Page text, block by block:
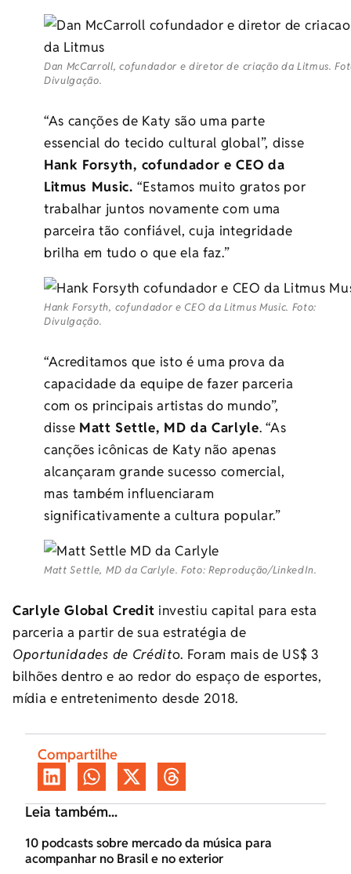
Dan McCarroll, cofundador e diretor de criação da Litmus.
Divulgação.
“As canções de Katy são uma parte
essencial do tecido cultural global”, disse
Hank Forsyth, cofundador e CEO da
Litmus Music. “Estamos muito gratos por
trabalhar juntos novamente com uma
parceira tão confiável, cuja integridade
brilha em tudo o que ela faz.”
Hank Forsyth, cofundador e CEO da Litmus Music. Foto:
Divulgação.
“Acreditamos que isto é uma prova da
capacidade da equipe de fazer parceria
com os principais artistas do mundo”,
disse Matt Settle, MD da Carlyle. “As
canções icônicas de Katy não apenas
alcançaram grande sucesso comercial,
mas também influenciaram
significativamente a cultura popular.”
Matt Settle, MD da Carlyle. Foto: Reprodução/LinkedIn.
Carlyle Global Credit investiu capital para esta
parceria a partir de sua estratégia de
Oportunidades de Crédito. Foram mais de US$ 3
bilhões dentro e ao redor do espaço de esportes,
mídia e entretenimento desde 2018.
Compartilhe
Leia também...
10 podcasts sobre mercado da música para
acompanhar no Brasil e no exterior